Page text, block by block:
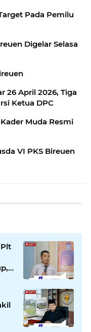
Pada Pemilu
Digelar Selasa
26 April 2026, Tiga
Ketua DPC
Muda Resmi
VI PKS Bireuen